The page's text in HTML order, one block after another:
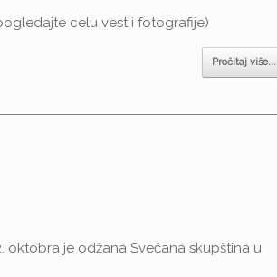
celu vest i fotografije)
Pročitaj više...
oktobra je odžana Svečana skupština u